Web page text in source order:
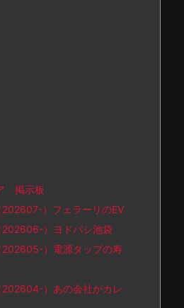
掲示板
）フェラーリのEV
）ヨドバシ池袋
）電源タップの寿
）あの会社がカレ